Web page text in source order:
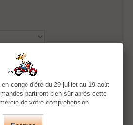
congé d'été du 29 juillet au 19 août
partiront bien sûr après cette
de votre compréhension